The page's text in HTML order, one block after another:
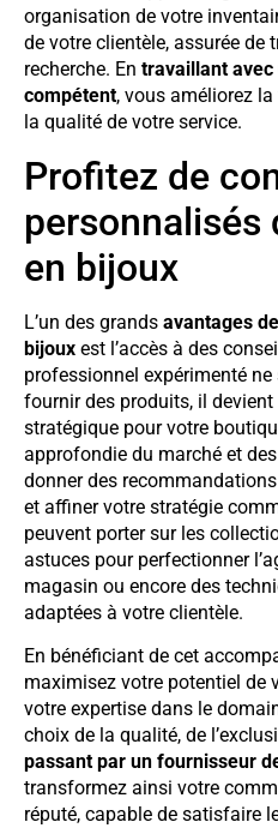
organisation de votre
de votre clientèle, assurée de
recherche. En travaillant
compétent, vous améliorez
la qualité de votre service.
Profitez de
personnalisés
en bijoux
L’un des grands avantages
bijoux est l’accès à des
professionnel expérimenté
fournir des produits, il
stratégique pour votre
approfondie du marché et
donner des
et affiner votre stratégie
peuvent porter sur les
astuces pour perfectionner
magasin ou encore des
adaptées à votre clientèle.
En bénéficiant de cet
maximisez votre potentiel de
votre expertise dans le
choix de la qualité, de
passant par un fournisseur
transformez ainsi votre
réputé, capable de satisfaire